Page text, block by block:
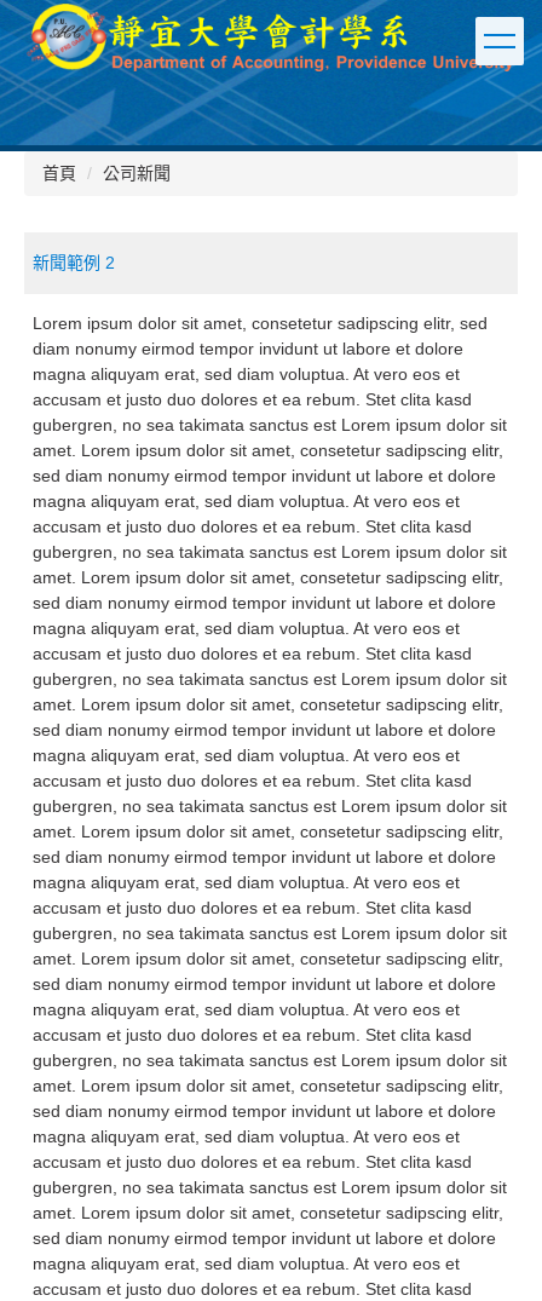
跳
到
主
要
內
容
首頁 公司新聞
新聞範例 2
Lorem ipsum dolor sit amet, consetetur sadipscing elitr, sed
diam nonumy eirmod tempor invidunt ut labore et dolore
magna aliquyam erat, sed diam voluptua. At vero eos et
accusam et justo duo dolores et ea rebum. Stet clita kasd
gubergren, no sea takimata sanctus est Lorem ipsum dolor sit
amet. Lorem ipsum dolor sit amet, consetetur sadipscing elitr,
sed diam nonumy eirmod tempor invidunt ut labore et dolore
magna aliquyam erat, sed diam voluptua. At vero eos et
accusam et justo duo dolores et ea rebum. Stet clita kasd
gubergren, no sea takimata sanctus est Lorem ipsum dolor sit
amet. Lorem ipsum dolor sit amet, consetetur sadipscing elitr,
sed diam nonumy eirmod tempor invidunt ut labore et dolore
magna aliquyam erat, sed diam voluptua. At vero eos et
accusam et justo duo dolores et ea rebum. Stet clita kasd
gubergren, no sea takimata sanctus est Lorem ipsum dolor sit
amet. Lorem ipsum dolor sit amet, consetetur sadipscing elitr,
sed diam nonumy eirmod tempor invidunt ut labore et dolore
magna aliquyam erat, sed diam voluptua. At vero eos et
accusam et justo duo dolores et ea rebum. Stet clita kasd
gubergren, no sea takimata sanctus est Lorem ipsum dolor sit
amet. Lorem ipsum dolor sit amet, consetetur sadipscing elitr,
sed diam nonumy eirmod tempor invidunt ut labore et dolore
magna aliquyam erat, sed diam voluptua. At vero eos et
accusam et justo duo dolores et ea rebum. Stet clita kasd
gubergren, no sea takimata sanctus est Lorem ipsum dolor sit
amet. Lorem ipsum dolor sit amet, consetetur sadipscing elitr,
sed diam nonumy eirmod tempor invidunt ut labore et dolore
magna aliquyam erat, sed diam voluptua. At vero eos et
accusam et justo duo dolores et ea rebum. Stet clita kasd
gubergren, no sea takimata sanctus est Lorem ipsum dolor sit
amet. Lorem ipsum dolor sit amet, consetetur sadipscing elitr,
sed diam nonumy eirmod tempor invidunt ut labore et dolore
magna aliquyam erat, sed diam voluptua. At vero eos et
accusam et justo duo dolores et ea rebum. Stet clita kasd
gubergren, no sea takimata sanctus est Lorem ipsum dolor sit
amet. Lorem ipsum dolor sit amet, consetetur sadipscing elitr,
sed diam nonumy eirmod tempor invidunt ut labore et dolore
magna aliquyam erat, sed diam voluptua. At vero eos et
accusam et justo duo dolores et ea rebum. Stet clita kasd